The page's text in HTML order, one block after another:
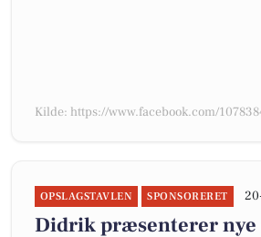
Kilde: https://www.facebook.com/
OPSLAGSTAVLEN SPONSORERET
Didrik præsenterer nye